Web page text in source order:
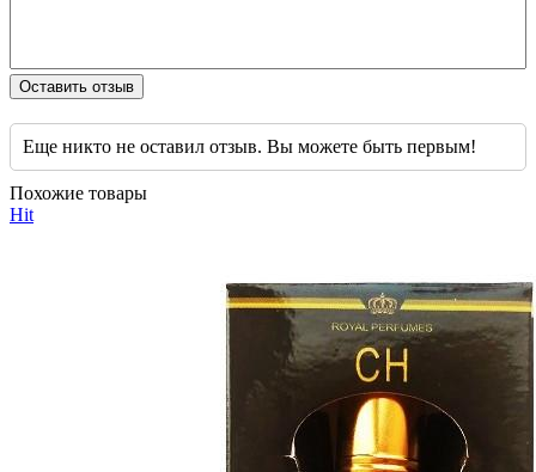
Оставить отзыв
Еще никто не оставил отзыв. Вы можете быть первым!
Похожие товары
Hit